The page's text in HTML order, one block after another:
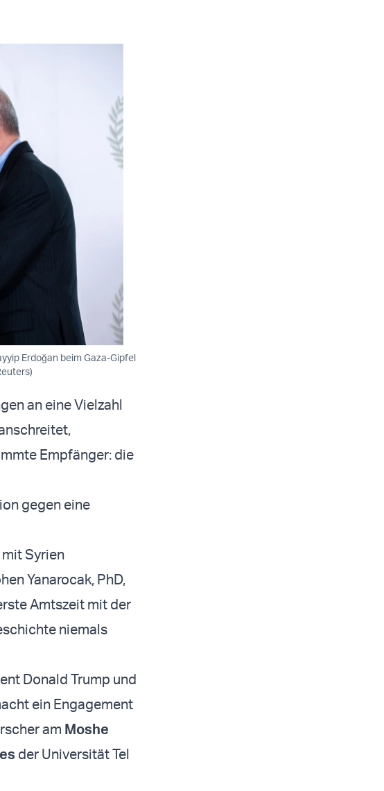
Erdoğan beim Gaza-Gipfel
an eine Vielzahl
Empfänger: die
gegen eine
Syrien
Yanarocak, PhD,
Amtszeit mit der
niemals
Donald Trump und
ein Engagement
am Moshe
der Universität Tel